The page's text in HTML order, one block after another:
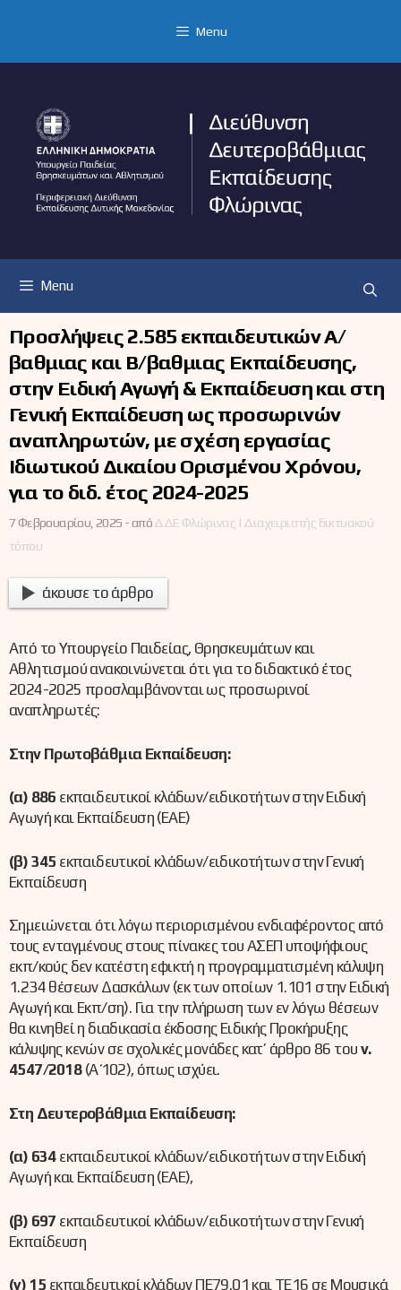
Menu
Menu
Προσλήψεις 2.585 εκπαιδευτικών Α/
βαθμιας και Β/βαθμιας Εκπαίδευσης,
στην Ειδική Αγωγή & Εκπαίδευση και στη
Γενική Εκπαίδευση ως προσωρινών
αναπληρωτών, με σχέση εργασίας
Ιδιωτικού Δικαίου Ορισμένου Χρόνου,
για το διδ. έτος 2024-2025
7 Φεβρουαρίου, 2025 -απόΔΔΕ Φλώρινας | Διαχειριστής δικτυακού
τόπου
άκουσε το άρθρο
Από το Υπουργείο Παιδείας, Θρησκευμάτων και
Αθλητισμού ανακοινώνεται ότι για το διδακτικό έτος
2024-2025 προσλαμβάνονται ως προσωρινοί
αναπληρωτές:
Στην Πρωτοβάθμια Εκπαίδευση:
(α) 886 εκπαιδευτικοί κλάδων/ειδικοτήτων στην Ειδική
Αγωγή και Εκπαίδευση (ΕΑΕ)
(β) 345 εκπαιδευτικοί κλάδων/ειδικοτήτων στην Γενική
Εκπαίδευση
Σημειώνεται ότι λόγω περιορισμένου ενδιαφέροντος από
τους ενταγμένους στους πίνακες του ΑΣΕΠ υποψήφιους
εκπ/κούς δεν κατέστη εφικτή η προγραμματισμένη κάλυψη
1.234 θέσεων Δασκάλων (εκ των οποίων 1.101 στην Ειδική
Αγωγή και Εκπ/ση). Για την πλήρωση των εν λόγω θέσεων
θα κινηθεί η διαδικασία έκδοσης Ειδικής Προκήρυξης
κάλυψης κενών σε σχολικές μονάδες κατ’ άρθρο 86 του ν.
4547/2018 (Α΄ 102), όπως ισχύει.
Στη Δευτεροβάθμια Εκπαίδευση:
(α) 634 εκπαιδευτικοί κλάδων/ειδικοτήτων στην Ειδική
Αγωγή και Εκπαίδευση (ΕΑΕ),
(β) 697 εκπαιδευτικοί κλάδων/ειδικοτήτων στην Γενική
Εκπαίδευση
(γ) 15 εκπαιδευτικοί κλάδων ΠΕ79.01 και ΤΕ16 σε Μουσικά